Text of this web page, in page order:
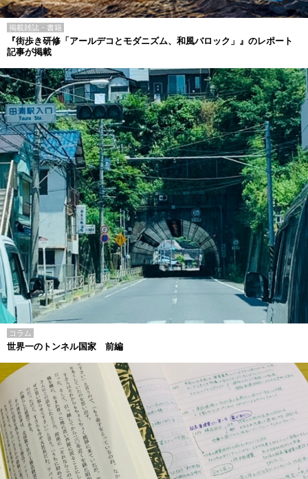
掲載雑誌・書籍
『街歩き研修「アールデコとモダニズム、和風バロック」』のレポート
記事が掲載
コラム
世界一のトンネル国家 前編